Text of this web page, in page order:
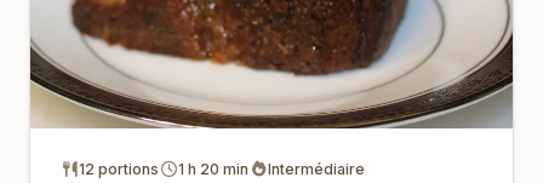
12 portions 1 h 20 min Intermédiaire